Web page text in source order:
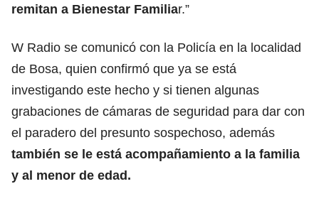
remitan a Bienestar Familiar.”
W Radio se comunicó con la Policía en la localidad
de Bosa, quien confirmó que ya se está
investigando este hecho y si tienen algunas
grabaciones de cámaras de seguridad para dar con
el paradero del presunto sospechoso, además
también se le está acompañamiento a la familia
y al menor de edad.